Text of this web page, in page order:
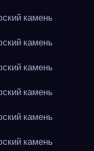
камень
камень
камень
камень
камень
камень